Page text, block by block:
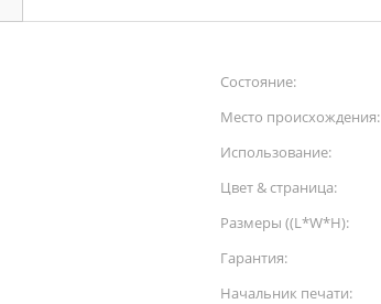
Состояние:
Место происхождения:
Использование:
Цвет & страница:
Размеры ((L*W*H):
Гарантия:
Начальник печати: